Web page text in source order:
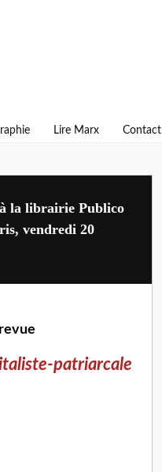
Lire Marx Contact
la librairie Publico
vendredi 20
patriarcale